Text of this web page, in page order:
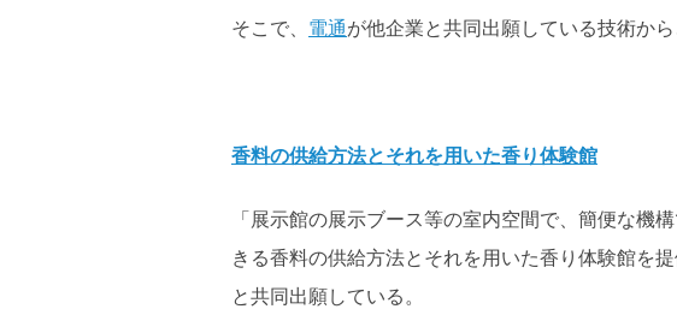
そこで、 電通が他企業と共同出願している技術か
香料の供給方法とそれを用いた香り体験館
「展示館の展示ブース等の室内空間で、簡便な機
きる香料の供給方法とそれを用いた香り体験館を
と共同出願している。